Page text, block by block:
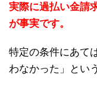
実際に過払い金請
が事実です。
特定の条件にあて
わなかった」とい